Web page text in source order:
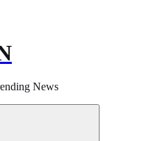
News